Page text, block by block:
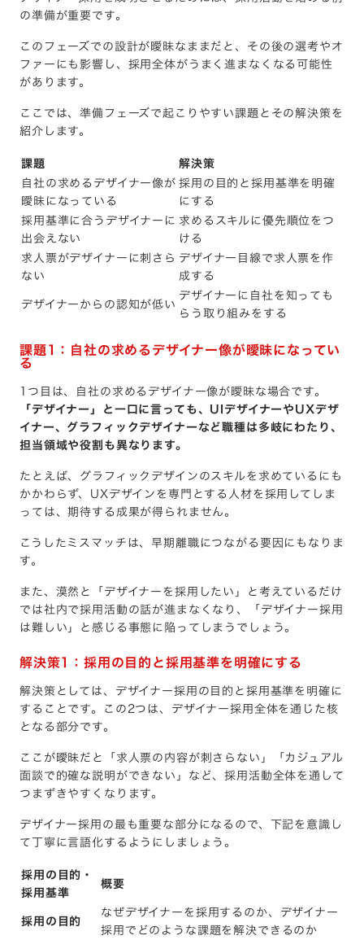
の準備が重要です。
このフェーズでの設計が曖昧なままだと、その後の選考やオ
ファーにも影響し、採用全体がうまく進まなくなる可能性
があります。
ここでは、準備フェーズで起こりやすい課題とその解決策を
紹介します。
課題
解決策
自社の求めるデザイナー像が
曖昧になっている
採用の目的と採用基準を明確
にする
採用基準に合うデザイナーに
出会えない
求めるスキルに優先順位をつ
ける
求人票がデザイナーに刺さら
ない
デザイナー目線で求人票を作
成する
デザイナーからの認知が低い
デザイナーに自社を知っても
らう取り組みをする
課題1：自社の求めるデザイナー像が曖昧になってい
る
1つ目は、自社の求めるデザイナー像が曖昧な場合です。
「デザイナー」と一口に言っても、UIデザイナーやUXデザ
イナー、グラフィックデザイナーなど職種は多岐にわたり、
担当領域や役割も異なります。
たとえば、グラフィックデザインのスキルを求めているにも
かかわらず、UXデザインを専門とする人材を採用してしま
っては、期待する成果が得られません。
こうしたミスマッチは、早期離職につながる要因にもなりま
す。
また、漠然と「デザイナーを採用したい」と考えているだけ
では社内で採用活動の話が進まなくなり、「デザイナー採用
は難しい」と感じる事態に陥ってしまうでしょう。
解決策1：採用の目的と採用基準を明確にする
解決策としては、デザイナー採用の目的と採用基準を明確に
することです。この2つは、デザイナー採用全体を通じた核
となる部分です。
ここが曖昧だと「求人票の内容が刺さらない」「カジュアル
面談で的確な説明ができない」など、採用活動全体を通して
つまずきやすくなります。
デザイナー採用の最も重要な部分になるので、下記を意識し
て丁寧に言語化するようにしましょう。
採用の目的・
採用基準
概要
採用の目的
なぜデザイナーを採用するのか、デザイナー
採用でどのような課題を解決できるのか